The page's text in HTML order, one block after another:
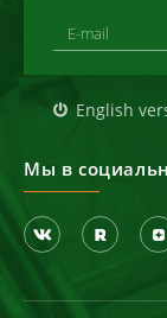
English
Мы в